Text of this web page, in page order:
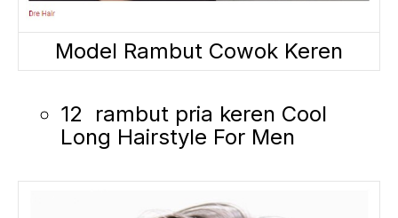
Model Rambut Cowok Keren
12 rambut pria keren Cool
Long Hairstyle For Men